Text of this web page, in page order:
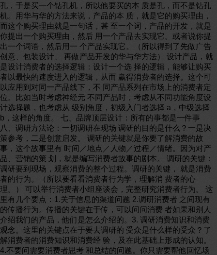
孔，于是买一个钻孔机，所以他要买的本 质是孔，而不是钻孔
机。用华与华的方法来说，产品的本 质，就是它的购买理由，
而这个购买理由就是一句话，甚 至一个词，产品的开发，就是
你提出一个购买理由，然后 用一个产品去实现它。或者说你提
出一个词语，然后用一 个产品实现它。（所以得到了先做广告
创意、包装设计、 再做产品开发的华与华方法） 设计产品，就
是设计消费者的选择逻辑：设计一个选 择的逻辑，能够让购买
者以最快的速度进入的逻辑，从而 赢得消费者的选择。这个可
以应用到对同一产品线下，不 同产品系列在市场上的消费者定
位。比如当时考虑神经元 不同产品时，考虑从不同功能角度设
计选择题，也考虑从 级别角度，初级入门者选择 a，中级选择
b，这样的角度。 七、品牌顶层设计：所有的事都是一件事
八、调研方法论：一切调研在现场 调研的目的是什么？一是决
策参考，二是创意启发。 调研的关键就是你要了解消费的故
事，这个故事里有 时间／地点／人物／过程／情绪。因为对产
品、营销的策 划，就是编写消费者故事的剧本。 调研的关键：
调研要到现场，观察消费的整个过程。调研的关键， 就是消费
者的行为。（所以要看看消费者行为学，理解消 费者的心
理。） 可以举行消费者小组座谈会，完整研究消费者行为。 这
里有几个要点：1.关于信息的渠道问题 2.调研消费者 之间现有
的传播行为。传播的关键在于传，可以问问消费 者如果和别人
介绍我们的产品，他们是怎么介绍的。3. 调研消费知识和消费
观念。这里的关键点在于要去调研的 受众是什么样的受众？了
解消费者的消费知识和消费经 验，及在此基础上形成的认知。
4.不要问需要消费者思考 和总结的问题。你只需要帮他回忆场